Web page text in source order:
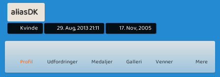
aliasDK
Kvinde 29. Aug, 2013 21:11 17. Nov, 2005
Profil Udfordringer Medaljer Galleri Venner Mere